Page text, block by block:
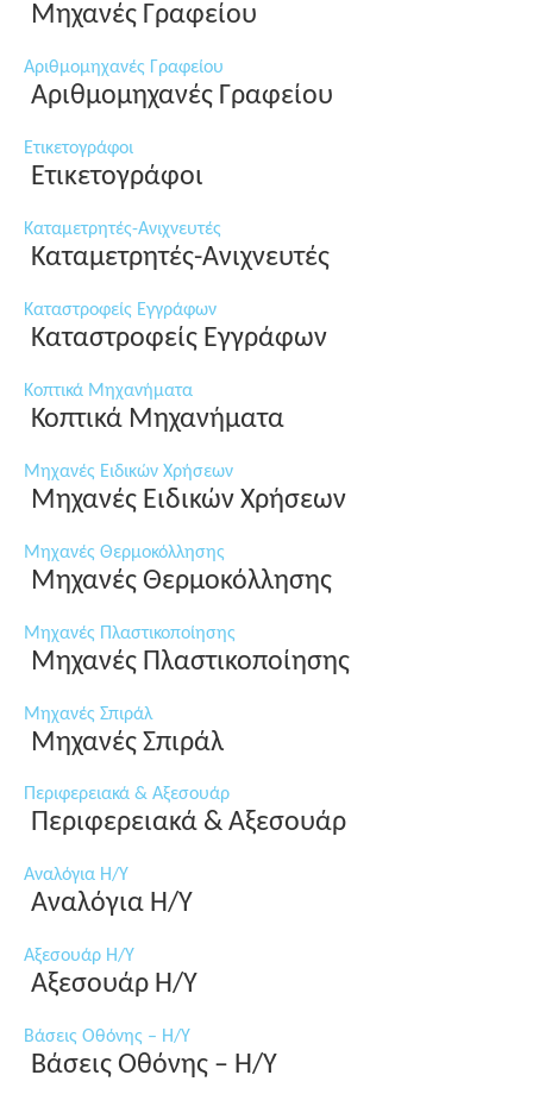
Μηχανές Γραφείου
Αριθμομηχανές Γραφείου
Αριθμομηχανές Γραφείου
Ετικετογράφοι
Ετικετογράφοι
Καταμετρητές-Ανιχνευτές
Καταμετρητές-Ανιχνευτές
Καταστροφείς Εγγράφων
Καταστροφείς Εγγράφων
Κοπτικά Μηχανήματα
Κοπτικά Μηχανήματα
Μηχανές Ειδικών Χρήσεων
Μηχανές Ειδικών Χρήσεων
Μηχανές Θερμοκόλλησης
Μηχανές Θερμοκόλλησης
Μηχανές Πλαστικοποίησης
Μηχανές Πλαστικοποίησης
Μηχανές Σπιράλ
Μηχανές Σπιράλ
Περιφερειακά & Αξεσουάρ
Περιφερειακά & Αξεσουάρ
Αναλόγια Η/Υ
Αναλόγια Η/Υ
Αξεσουάρ Η/Υ
Αξεσουάρ Η/Υ
Βάσεις Οθόνης – Η/Υ
Βάσεις Οθόνης – Η/Υ